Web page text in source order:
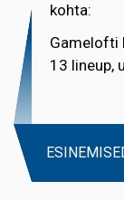
kohta:
Gamelofti
13 lineup,